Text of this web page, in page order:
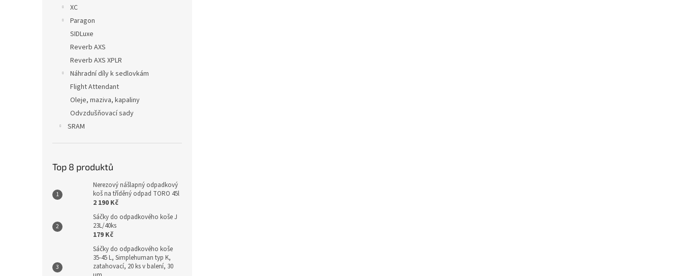
XC
Paragon
SIDLuxe
Reverb AXS
Reverb AXS XPLR
Náhradní díly k sedlovkám
Flight Attendant
Oleje, maziva, kapaliny
Odvzdušňovací sady
SRAM
Top 8 produktů
Nerezový nášlapný odpadkový
koš na tříděný odpad TORO 45l
2 190 Kč
Sáčky do odpadkového koše J
23L/40ks
179 Kč
Sáčky do odpadkového koše
35-45 L, Simplehuman typ K,
zatahovací, 20 ks v balení, 30